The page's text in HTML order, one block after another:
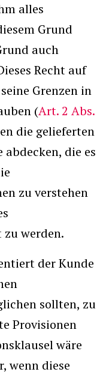
alles
Grund
auch
Recht auf
Grenzen in
(Art. 2 Abs.
die gelieferten
die es
zu verstehen
werden.
der Kunde
sollten, zu
Provisionen
wäre
wenn diese